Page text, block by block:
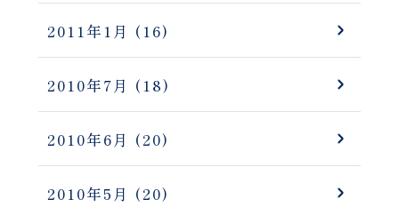
2011年1月 (16)
2010年7月 (18)
2010年6月 (20)
2010年5月 (20)